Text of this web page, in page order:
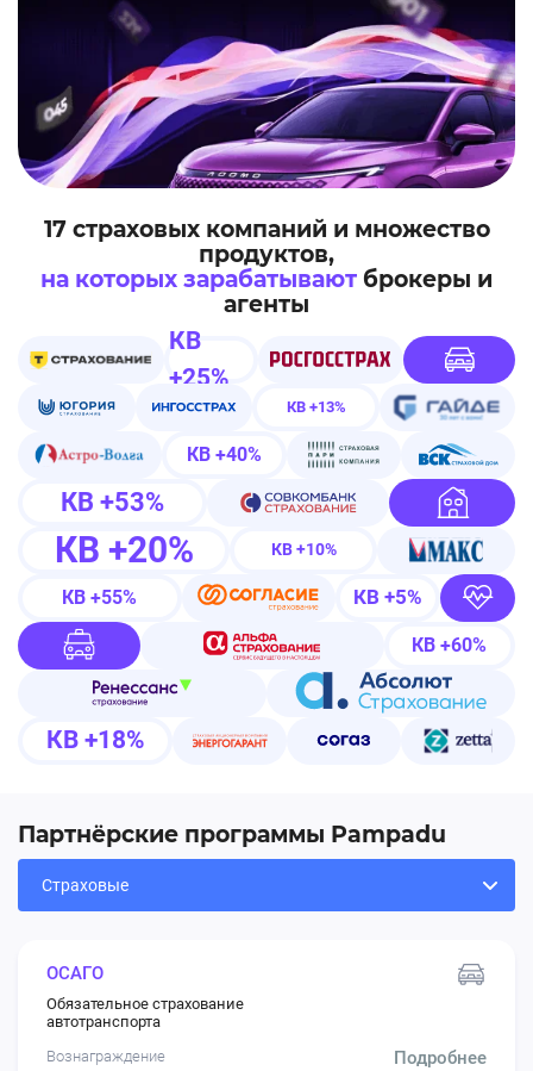
17 страховых компаний и множество
продуктов,
на которых зарабатывают брокеры и
агенты
КВ
+25%
КВ +13%
КВ +40%
КВ +53%
КВ +20% КВ +10%
КВ +55% КВ +5%
КВ +60%
КВ +18%
Партнёрские программы Pampadu
ОСАГО
Обязательное страхование
автотранспорта
Вознаграждение
Подробнее